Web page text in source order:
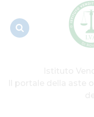
terreno
pert...